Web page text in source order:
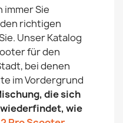
immer Sie
richtigen
Unser Katalog
für den
bei denen
im Vordergrund
die sich
wie